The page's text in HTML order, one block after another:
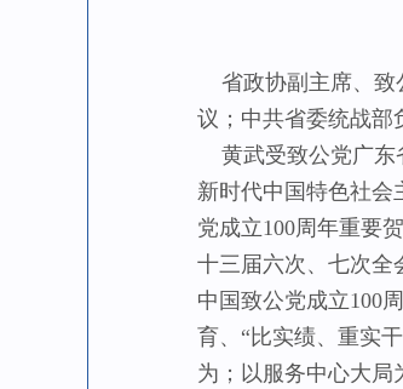
省政协副主席、致
议；中共省委统战部
黄武受致公党广东
新时代中国特色社会
党成立100周年重要
十三届六次、七次全
中国致公党成立100
育、“比实绩、重实
为；以服务中心大局